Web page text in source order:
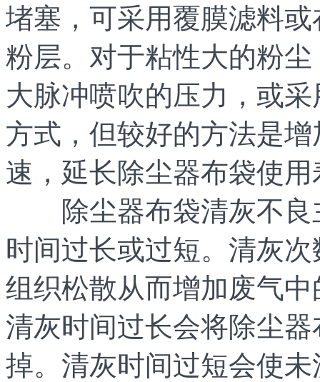
堵塞，可采用覆膜滤料
粉层。对于粘性大的粉
大脉冲喷吹的压力，或
方式，但较好的方法是
速，延长除尘器布袋使用
除尘器布袋清灰不良
时间过长或过短。清灰
组织松散从而增加废气
清灰时间过长会将除尘
掉。清灰时间过短会使